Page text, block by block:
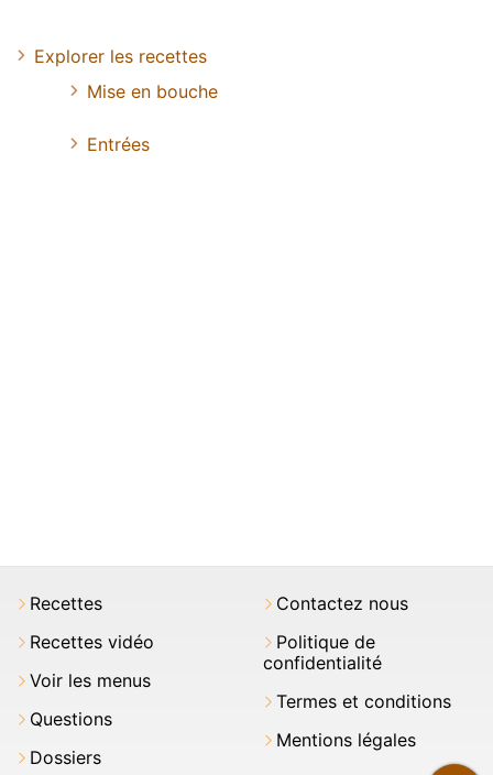
Explorer les recettes
Mise en bouche
Entrées
Recettes
Recettes vidéo
Voir les menus
Questions
Dossiers
Contactez nous
Politique de
confidentialité
Termes et conditions
Mentions légales